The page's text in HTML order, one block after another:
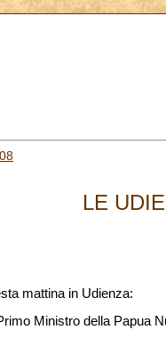
08
LE
mattina in Udienza:
Ministro della Papua